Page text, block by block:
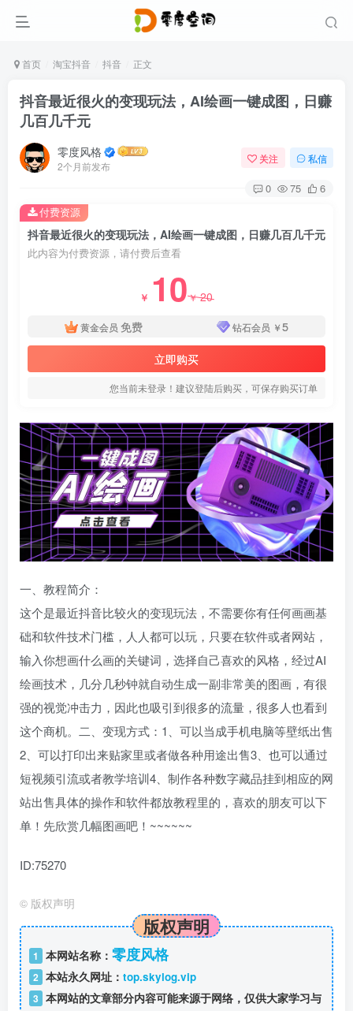
首页 淘宝抖音 抖音 正文
抖音最近很火的变现玩法，AI绘画一键成图，日赚
几百几千元
零度风格
2个月前发布
关注 私信
0 75 6
抖音最近很火的变现玩法，AI绘画一键成图，日赚几百几千元
此内容为付费资源，请付费后查看
￥ 10￥20
黄金会员 免费 钻石会员 ￥5
立即购买
您当前未登录！建议登陆后购买，可保存购买订单
付费资源
一、教程简介：
这个是最近抖音比较火的变现玩法，不需要你有任何画画基
础和软件技术门槛，人人都可以玩，只要在软件或者网站，
输入你想画什么画的关键词，选择自己喜欢的风格，经过AI
绘画技术，几分几秒钟就自动生成一副非常美的图画，有很
强的视觉冲击力，因此也吸引到很多的流量，很多人也看到
这个商机。二、变现方式：1、可以当成手机电脑等壁纸出售
2、可以打印出来贴家里或者做各种用途出售3、也可以通过
短视频引流或者教学培训4、制作各种数字藏品挂到相应的网
站出售具体的操作和软件都放教程里的，喜欢的朋友可以下
单！先欣赏几幅图画吧！~~~~~~
ID:75270
© 版权声明
版权声明
1 本网站名称： 零度风格
2 本站永久网址： top.skylog.vip
3 本网站的文章部分内容可能来源于网络，仅供大家学习与